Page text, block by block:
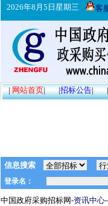
2026年8月5日星期三 客
|网站首页| |招标公告| |
信息搜索
中国政府采购招标网-资讯中心-